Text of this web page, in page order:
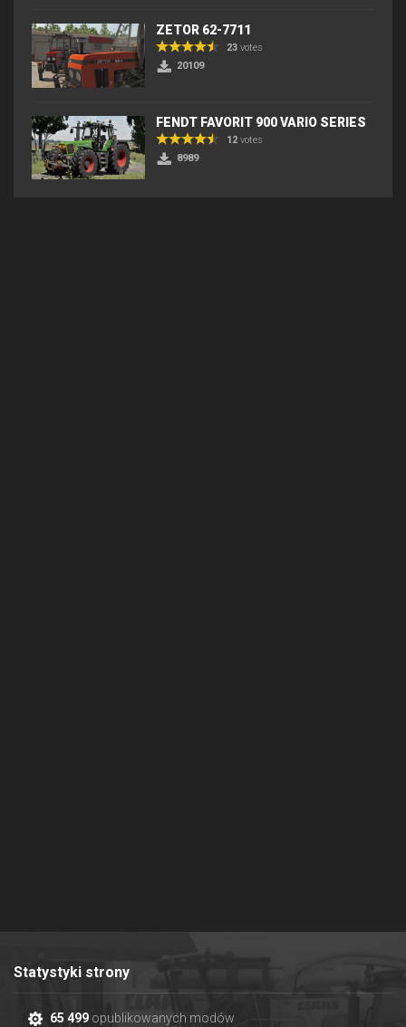
ZETOR 62-7711
23 votes
20109
FENDT FAVORIT 900 VARIO SERIES
12 votes
8989
Statystyki strony
65 499 opublikowanych modów